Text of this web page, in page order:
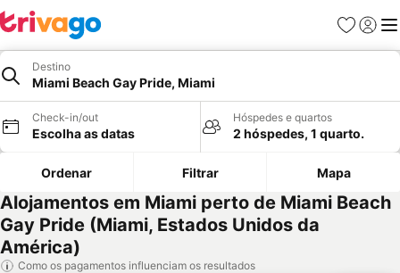
Favoritos
Iniciar
Destino
Miami Beach Gay Pride, Miami
Check-in/out
Escolha as datas
Hóspedes e quartos
2 hóspedes, 1 quarto.
Ordenar Filtrar Mapa
Alojamentos em Miami perto de Miami Beach
Gay Pride (Miami, Estados Unidos da
América)
Como os pagamentos influenciam os resultados